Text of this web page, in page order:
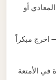
من المعادي أو
و4-7 مساءً — اخرج مبكراً
الأمتعة